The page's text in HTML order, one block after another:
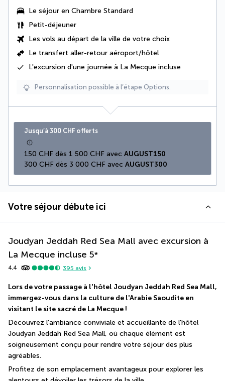
Le séjour en Chambre Standard
Petit-déjeuner
Les vols au départ de la ville de votre choix
Le transfert aller-retour aéroport/hôtel
L'excursion d'une journée à La Mecque incluse
Personnalisation possible à l’étape Options.
Jusqu’à 300 CHF offerts
150 CHF dès 1 500 CHF avec AUGUST150
300 CHF dès 3 000 CHF avec AUGUST300
Votre séjour débute ici
Joudyan Jeddah Red Sea Mall avec excursion à
La Mecque incluse 5*
4,4 395 avis
Lors de votre passage à l'hôtel Joudyan Jeddah Red Sea Mall,
immergez-vous dans la culture de l'Arabie Saoudite en
visitant le site sacré de La Mecque !
Découvrez l'ambiance conviviale et accueillante de l'hôtel
Joudyan Jeddah Red Sea Mall, où chaque élément est
soigneusement conçu pour rendre votre séjour des plus
agréables.
Profitez de son emplacement avantageux pour explorer les